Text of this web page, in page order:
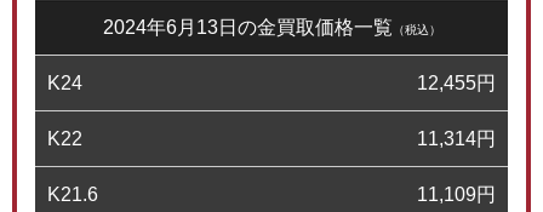
2024年6月13日の金買取価格一覧 （税込）
K24 12,455円
K22 11,314円
K21.6 11,109円